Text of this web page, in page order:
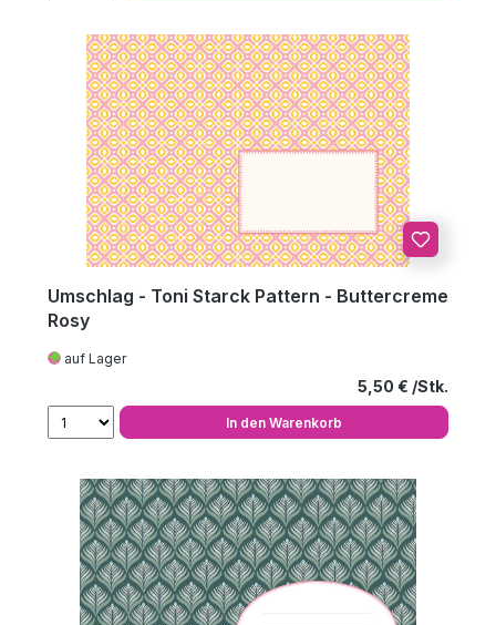
Umschlag - Toni Starck Pattern - Buttercreme
Rosy
auf Lager
Regulärer
5,50 €
In den Warenkorb